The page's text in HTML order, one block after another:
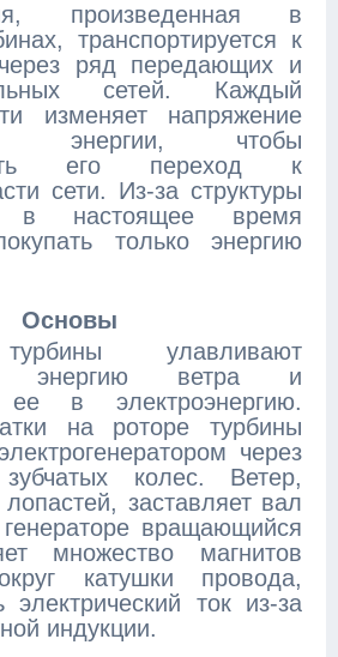
произведенная в
транспортируется к
ряд передающих и
сетей. Каждый
изменяет напряжение
энергии, чтобы
его переход к
сети. Из-за структуры
в настоящее время
только энергию
Основы
улавливают
энергию ветра и
ее в электроэнергию.
на роторе турбины
через
колес. Ветер,
заставляет вал
вращающийся
множество магнитов
катушки провода,
электрический ток из-за
индукции.